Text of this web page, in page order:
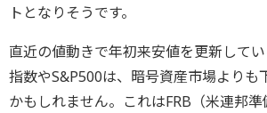
トとなりそうです。
直近の値動きで年初来安値を更新して
指数やS&P500は、暗号資産市場よりも
かもしれません。これはFRB（米連邦